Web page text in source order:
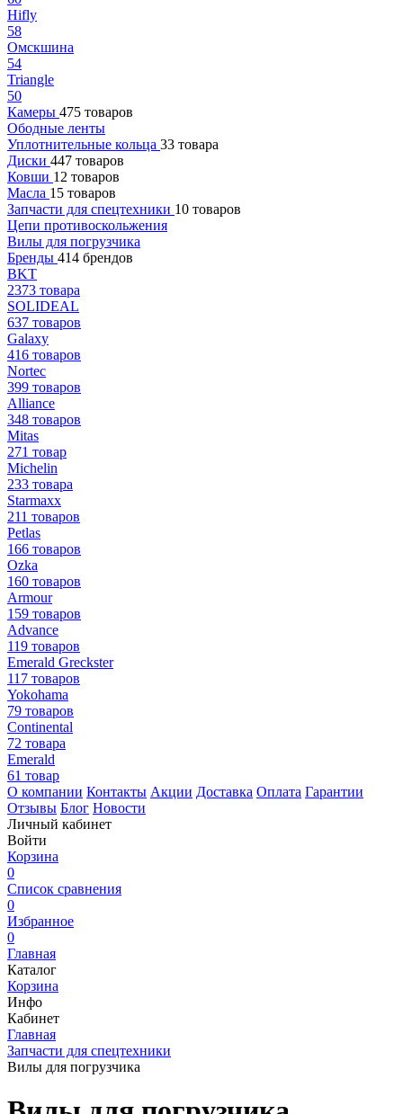
Hifly
58
Омскшина
54
Triangle
50
Камеры 475 товаров
Ободные ленты
Уплотнительные кольца 33 товара
Диски 447 товаров
Ковши 12 товаров
Масла 15 товаров
Запчасти для спецтехники 10 товаров
Цепи противоскольжения
Вилы для погрузчика
Бренды 414 брендов
BKT
2373 товара
SOLIDEAL
637 товаров
Galaxy
416 товаров
Nortec
399 товаров
Alliance
348 товаров
Mitas
271 товар
Michelin
233 товара
Starmaxx
211 товаров
Petlas
166 товаров
Ozka
160 товаров
Armour
159 товаров
Advance
119 товаров
Emerald Greckster
117 товаров
Yokohama
79 товаров
Continental
72 товара
Emerald
61 товар
О компании Контакты Акции Доставка Оплата Гарантии
Отзывы Блог Новости
Личный кабинет
Войти
Корзина
0
Список сравнения
0
Избранное
0
Главная
Каталог
Корзина
Инфо
Кабинет
Главная
Запчасти для спецтехники
Вилы для погрузчика